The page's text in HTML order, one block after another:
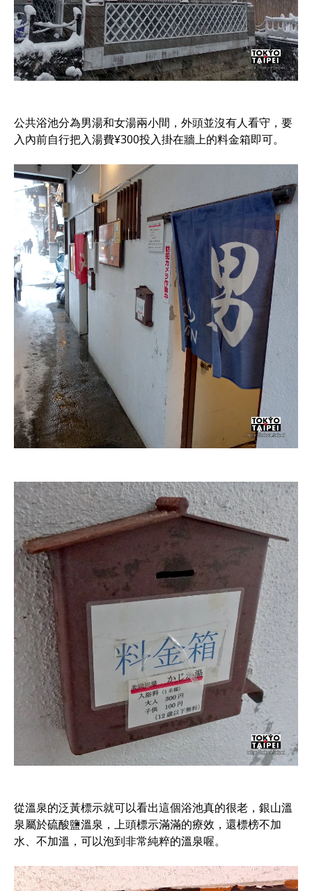
公共浴池分為男湯和女湯兩小間，外頭並沒有人看守，要
入內前自行把入湯費¥300投入掛在牆上的料金箱即可。
從溫泉的泛黃標示就可以看出這個浴池真的很老，銀山溫
泉屬於硫酸鹽溫泉，上頭標示滿滿的療效，還標榜不加
水、不加溫，可以泡到非常純粹的溫泉喔。